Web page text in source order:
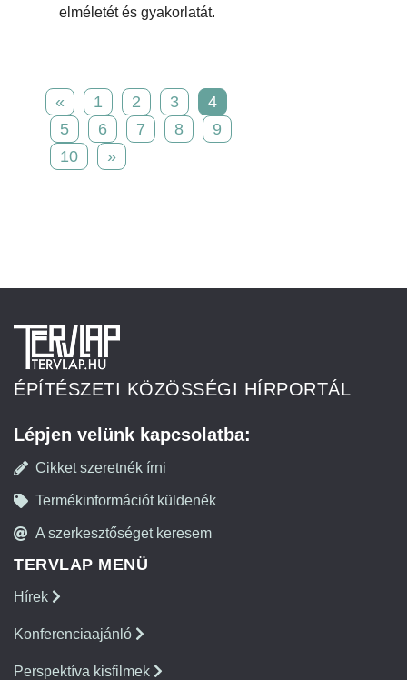
elméletét és gyakorlatát.
« 1 2 3
4
5
6 7 8
9
10
»
ÉPÍTÉSZETI KÖZÖSSÉGI HÍRPORTÁL
Lépjen velünk kapcsolatba:
Cikket szeretnék írni
Termékinformációt küldenék
A szerkesztőséget keresem
TERVLAP MENÜ
Hírek
Konferenciaajánló
Perspektíva kisfilmek